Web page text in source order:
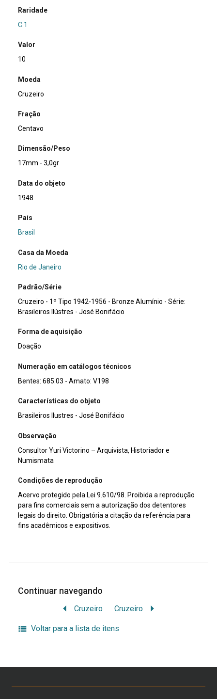
Raridade
C.1
Valor
10
Moeda
Cruzeiro
Fração
Centavo
Dimensão/Peso
17mm - 3,0gr
Data do objeto
1948
País
Brasil
Casa da Moeda
Rio de Janeiro
Padrão/Série
Cruzeiro - 1º Tipo 1942-1956 - Bronze Alumínio - Série:
Brasileiros Ilústres - José Bonifácio
Forma de aquisição
Doação
Numeração em catálogos técnicos
Bentes: 685.03 - Amato: V198
Características do objeto
Brasileiros Ilustres - José Bonifácio
Observação
Consultor Yuri Victorino – Arquivista, Historiador e
Numismata
Condições de reprodução
Acervo protegido pela Lei 9.610/98. Proibida a reprodução
para fins comerciais sem a autorização dos detentores
legais do direito. Obrigatória a citação da referência para
fins acadêmicos e expositivos.
Continuar navegando
Cruzeiro Cruzeiro
Voltar para a lista de itens